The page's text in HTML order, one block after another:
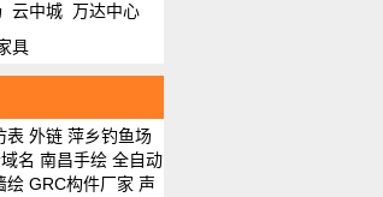
云中城 万达中心
具
表 外链 萍乡钓鱼场
名 南昌手绘 全自动
绘 GRC构件厂家 声